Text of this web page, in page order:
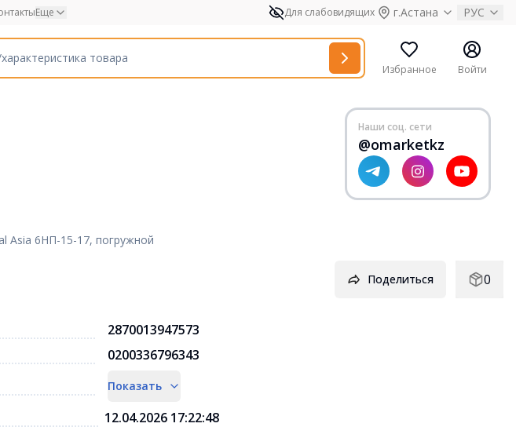
Еще Для слабовидящих г.Астана РУС
Избранное Войти
Наши соц. сети
@omarketkz
Asia 6НП-15-17, погружной
Поделиться 0
2870013947573
0200336796343
Показать
12.04.2026 17:22:48